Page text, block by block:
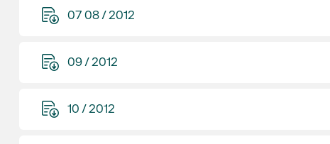
07 08 / 2012
09 / 2012
10 / 2012